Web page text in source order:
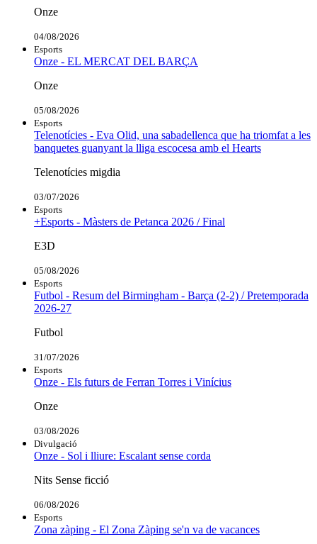
Onze
04/08/2026
Esports
Onze - EL MERCAT DEL BARÇA
Onze
05/08/2026
Esports
Telenotícies - Eva Olid, una sabadellenca que ha triomfat a les
banquetes guanyant la lliga escocesa amb el Hearts
Telenotícies migdia
03/07/2026
Esports
+Esports - Màsters de Petanca 2026 / Final
E3D
05/08/2026
Esports
Futbol - Resum del Birmingham - Barça (2-2) / Pretemporada
2026-27
Futbol
31/07/2026
Esports
Onze - Els futurs de Ferran Torres i Vinícius
Onze
03/08/2026
Divulgació
Onze - Sol i lliure: Escalant sense corda
Nits Sense ficció
06/08/2026
Esports
Zona zàping - El Zona Zàping se'n va de vacances